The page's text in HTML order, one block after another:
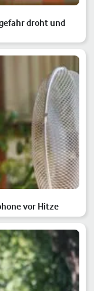
droht und
vor Hitze